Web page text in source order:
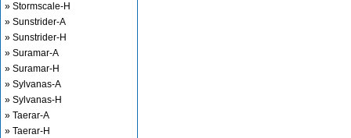
» Stormscale-H
» Sunstrider-A
» Sunstrider-H
» Suramar-A
» Suramar-H
» Sylvanas-A
» Sylvanas-H
» Taerar-A
» Taerar-H